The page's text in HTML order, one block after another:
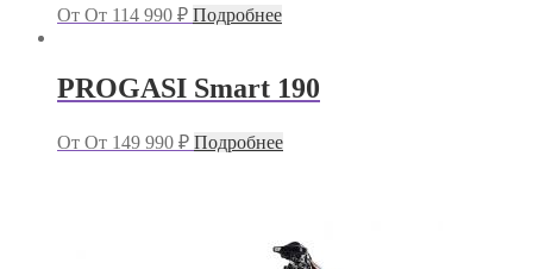
От От 114 990 ₽ Подробнее
PROGASI Smart 190
От От 149 990 ₽ Подробнее